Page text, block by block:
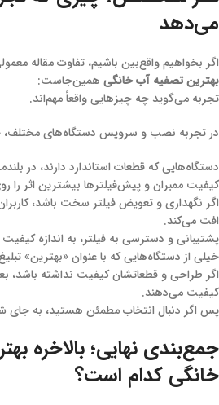
می‌دهد
اگر بخواهیم واقع‌بین باشیم، تفاوت مقاله
بهترین تصفیه آب خانگی همین‌جاست:
تجربه می‌گوید چه چیزهایی واقعاً مهم‌اند.
در تجربه نصب و سرویس دستگاه‌های مختلف،
دستگاه‌هایی که قطعات استاندارد دارند، در
کیفیت ممبران و پیش‌فیلترها بیشترین اثر را
اگر نگهداری و تعویض فیلتر سخت باشد،
افت می‌کند.
پشتیبانی و دسترسی به فیلتر، به اندازه
خیلی از دستگاه‌هایی که با عنوان «بهترین»
اگر طراحی و قطعاتشان کیفیت نداشته باشد،
کیفیت می‌دهند.
پس اگر دنبال انتخاب مطمئن هستید، به جای
جمع‌بندی نهایی؛ بالاخره
خانگی کدام است؟